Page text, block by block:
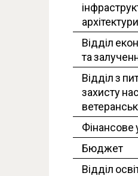
Відділ
та
Відділ з
захисту
Фінансове
Бюджет
Відділ